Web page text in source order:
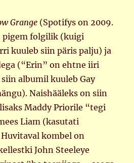
Grange (Spotifys on 2009.
pigem folgilik (kuigi
kuuleb siin päris palju) ja
(“Erin” on ehtne iiri
albumil kuuleb Gay
Naishääleks on siin
Maddy Priorile “tegi
Liam (kasutati
kombel on
John Steeleye